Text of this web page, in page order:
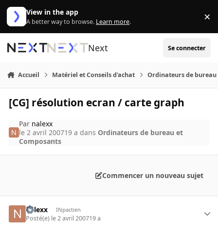
Aller au contenu
View in the app
A better way to browse. Learn more. ×
Next Se connecter
Accueil Matériel et Conseils d'achat Ordinateurs de bureau
[CG] résolution ecran / carte graph
Par nalexx
le 2 avril 200719 a dans Ordinateurs de bureau et
Composants
Commencer un nouveau sujet
nalexx INpactien
Posté(e) le 2 avril 200719 a